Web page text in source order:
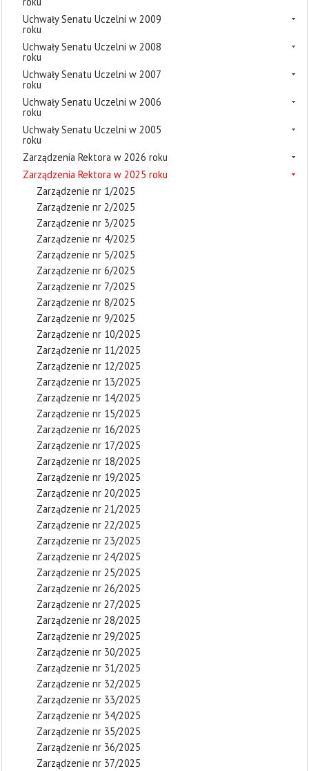
Uchwały Senatu Uczelni w 2009
roku
Uchwały Senatu Uczelni w 2008
roku
Uchwały Senatu Uczelni w 2007
roku
Uchwały Senatu Uczelni w 2006
roku
Uchwały Senatu Uczelni w 2005
roku
Zarządzenia Rektora w 2026 roku
Zarządzenia Rektora w 2025 roku
Zarządzenie nr 1/2025
Zarządzenie nr 2/2025
Zarządzenie nr 3/2025
Zarządzenie nr 4/2025
Zarządzenie nr 5/2025
Zarządzenie nr 6/2025
Zarządzenie nr 7/2025
Zarządzenie nr 8/2025
Zarządzenie nr 9/2025
Zarządzenie nr 10/2025
Zarządzenie nr 11/2025
Zarządzenie nr 12/2025
Zarządzenie nr 13/2025
Zarządzenie nr 14/2025
Zarządzenie nr 15/2025
Zarządzenie nr 16/2025
Zarządzenie nr 17/2025
Zarządzenie nr 18/2025
Zarządzenie nr 19/2025
Zarządzenie nr 20/2025
Zarządzenie nr 21/2025
Zarządzenie nr 22/2025
Zarządzenie nr 23/2025
Zarządzenie nr 24/2025
Zarządzenie nr 25/2025
Zarządzenie nr 26/2025
Zarządzenie nr 27/2025
Zarządzenie nr 28/2025
Zarządzenie nr 29/2025
Zarządzenie nr 30/2025
Zarządzenie nr 31/2025
Zarządzenie nr 32/2025
Zarządzenie nr 33/2025
Zarządzenie nr 34/2025
Zarządzenie nr 35/2025
Zarządzenie nr 36/2025
Zarządzenie nr 37/2025